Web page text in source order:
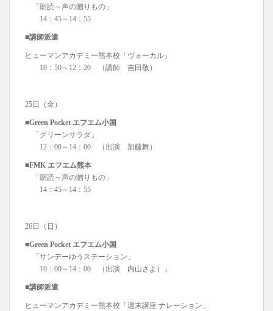
「朗読～声の贈りもの」
14：45～14：55
■講師派遣
ヒューマンアカデミー熊本校「ヴォーカル」
10：50～12：20 （講師 吉田敬）
25日（金）
■Green Pocket エフエム小国
「グリーンサラダ」
12：00～14：00 （出演 加藤舞）
■FMK エフエム熊本
「朗読～声の贈りもの」
14：45～14：55
26日（日）
■Green Pocket エフエム小国
「サンデーゆうステーション」
10：00～14：00 （出演 内山さよ）」
■講師派遣
ヒューマンアカデミー熊本校「週末講座 ナレーション」